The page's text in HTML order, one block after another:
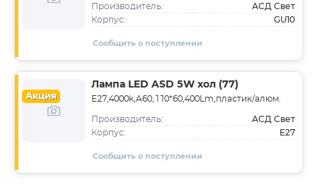
Производитель: АСД Свет
Корпус: GU10
Сообщить о поступлении
Акция
Лампа LED ASD 5W хол (77)
E27,4000k,A60,110*60,400Lm,пластик/алюм.
Производитель: АСД Свет
Корпус: E27
Сообщить о поступлении